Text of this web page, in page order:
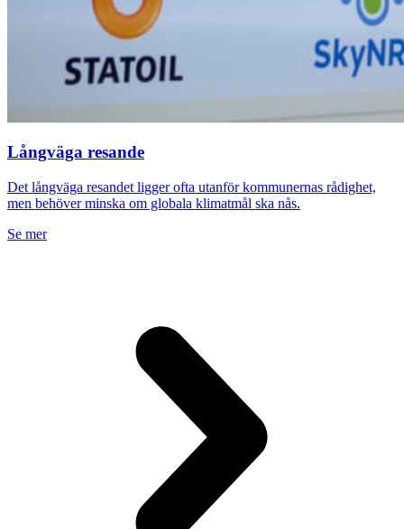
Långväga resande
Det långväga resandet ligger ofta utanför kommunernas rådighet,
men behöver minska om globala klimatmål ska nås.
Se mer